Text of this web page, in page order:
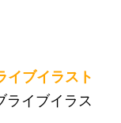
イブイラスト
イブイラス